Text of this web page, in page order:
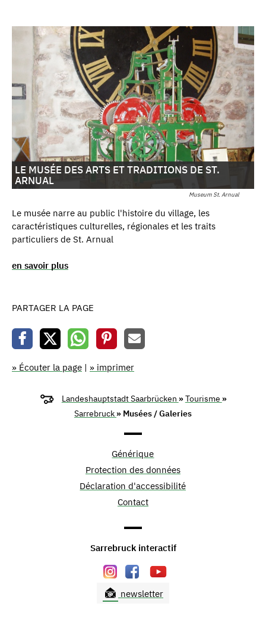
Museum St. Arnual
LE MUSÉE DES ARTS ET TRADITIONS DE ST.
ARNUAL
Le musée narre au public l'histoire du village, les
caractéristiques culturelles, régionales et les traits
particuliers de St. Arnual
en savoir plus
PARTAGER LA PAGE
» Écouter la page | » imprimer
Landeshauptstadt Saarbrücken »Tourisme »
Sarrebruck » Musées / Galeries
Générique
Protection des données
Déclaration d'accessibilité
Contact
Sarrebruck interactif
newsletter